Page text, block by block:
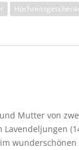
Mutter von